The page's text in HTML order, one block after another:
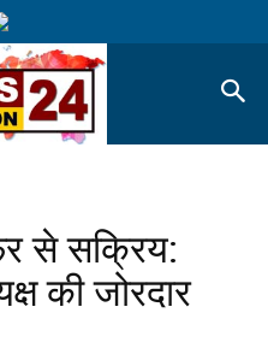
से सक्रिय:
की जोरदार